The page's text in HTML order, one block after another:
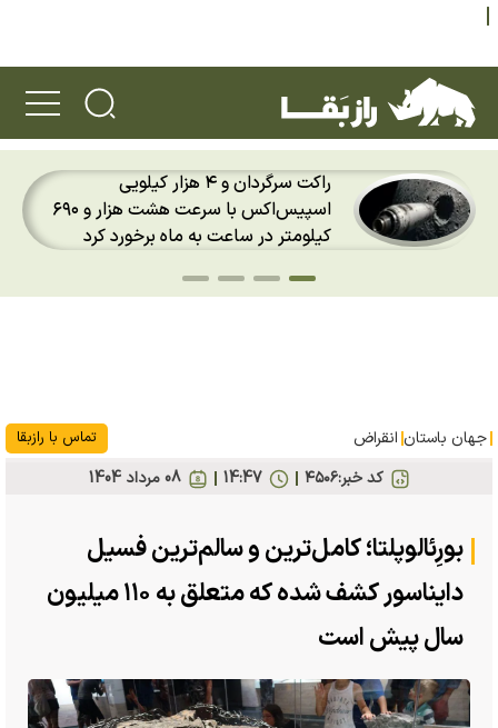
راکت سرگردان و ۴ هزار کیلویی
اسپیس‌اکس با سرعت هشت هزار و ۶۹۰
کیلومتر در ساعت به ماه برخورد کرد
جهان باستان انقراض تماس با رازبقا
کد خبر:۴۵۰۶ 08 مرداد 1404 14:47
بورِئالوپلتا؛ کامل‌ترین و سالم‌ترین فسیل
دایناسور کشف شده که متعلق به ۱۱۰ میلیون
سال پیش است